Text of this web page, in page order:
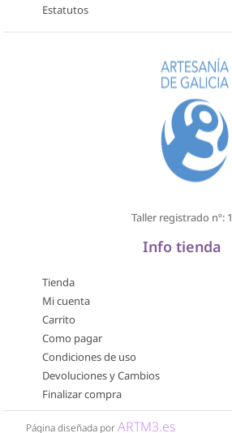
Estatutos
Taller registrado nº:
Info tienda
Tienda
Mi cuenta
Carrito
Como pagar
Condiciones de uso
Devoluciones y Cambios
Finalizar compra
Página diseñada porARTM3.es